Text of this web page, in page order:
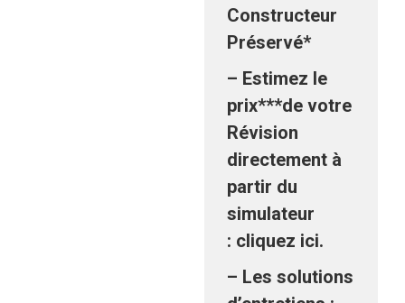
Constructeur
Préservé*
– Estimez le
prix***de votre
Révision
directement à
partir du
simulateur
: cliquez ici.
– Les solutions